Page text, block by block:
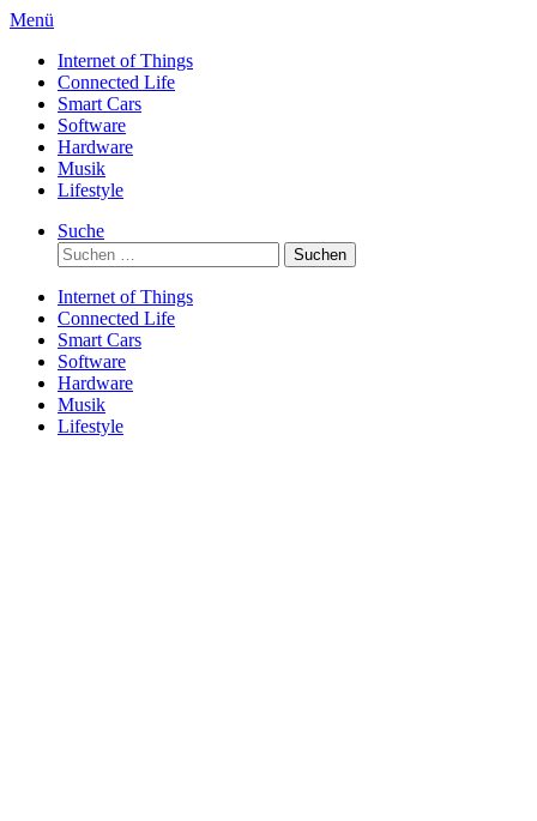
Direkt
Inhalt
Menü
Internet of Things
Connected Life
Smart Cars
Software
Hardware
Musik
Lifestyle
Suche
Suchen
nach:
Internet of Things
Connected Life
Smart Cars
Software
Hardware
Musik
Lifestyle